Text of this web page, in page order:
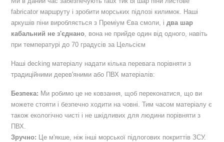
fabricator маршруту і зробити морських підлозі килимок. Наші
аркушів піни виробляється з Преміум Єва смоли, ідва шар
кабальний не з'єднано, вона не прийде один від одного, навіть
при температурі до 70 градусів за Цельсієм
Наші decking матеріалу надати кілька перевага порівняти з
традиційними дерев'яними або ПВХ матеріалів:
Безпека: Ми робимо це не ковзання, щоб переконатися, що ви
можете стояти і безпечно ходити на човні. Тим часом матеріалу є
також екологічно чисті і не шкідливих для людини порівняти з
ПВХ.
Зручно: Це м'якше, ніж інші морської підлогових покриттів ЗСУ.